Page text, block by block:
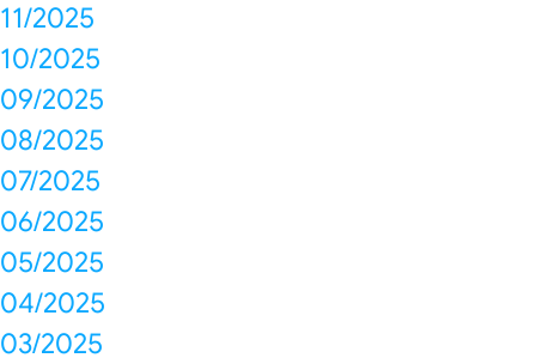
11/2025
10/2025
09/2025
08/2025
07/2025
06/2025
05/2025
04/2025
03/2025